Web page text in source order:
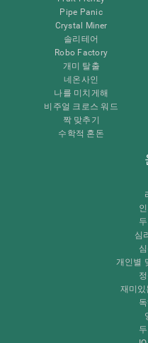
Pipe Panic
Crystal Miner
솔리테어
Robo Factory
개미 탈출
네온사인
나를 미치게해
비주얼 크로스 워드
짝 맞추기
수학적 혼돈
심
개인별
재미있